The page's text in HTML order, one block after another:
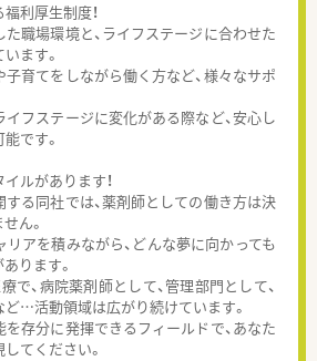
利厚生制度！
職場環境と、ライフステージに合わせた
ます。
育てをしながら働く方など、様々なサポ
フステージに変化がある際など、安心し
です。
ルがあります！
る同社では、薬剤師としての働き方は決
ん。
アを積みながら、どんな夢に向かっても
ります。
で、病院薬剤師として、管理部門として、
…活動領域は広がり続けています。
存分に発揮できるフィールドで、あなた
てください。